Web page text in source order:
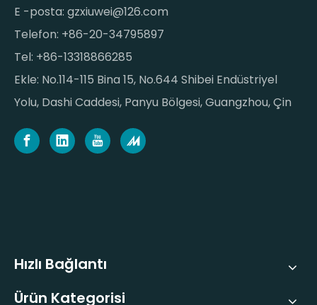
E -posta: gzxiuwei@126.com
Telefon: +86-20-34795897
Tel: +86-13318866285
Ekle: No.114-115 Bina 15, No.644 Shibei Endüstriyel
Yolu, Dashi Caddesi, Panyu Bölgesi, Guangzhou, Çin
Hızlı Bağlantı
Ürün Kategorisi